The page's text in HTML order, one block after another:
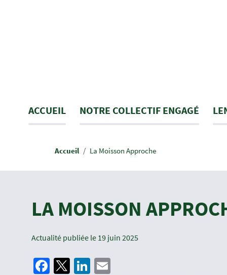
Navigation
principale
ACCUEIL NOTRE COLLECTIF ENGAGÉ
Accueil La Moisson Approche
LA MOISSON
Actualité publiée le 19 juin 2025
Facebook
TwitterLinkedIn